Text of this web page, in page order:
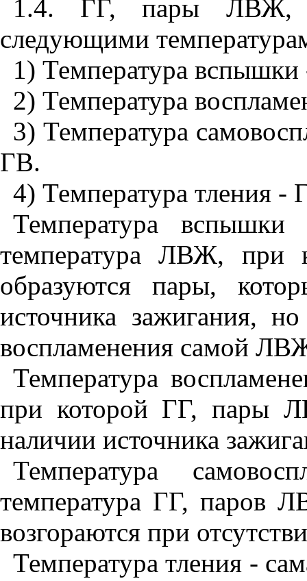
1.4. ГГ, пары ЛВЖ,
следующими
1) Температура
2) Температура
3) Температура
ГВ.
4) Температура тления
Температура
температура ЛВЖ, при
образуются пары,
источника зажигания,
воспламенения самой
Температура
при которой ГГ, пары
наличии источника
Температура
температура ГГ, паров
возгораются при
Температура тления -